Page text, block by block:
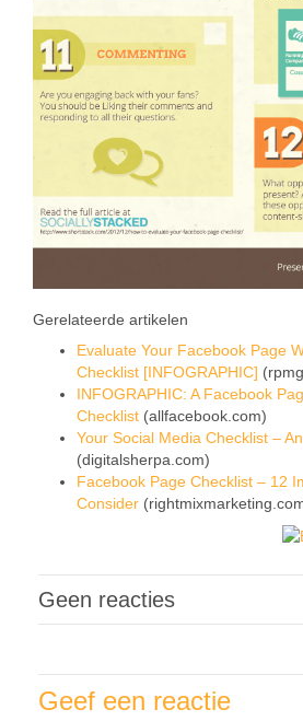
Gerelateerde artikelen
Evaluate Your Facebook Page
Checklist [INFOGRAPHIC]
INFOGRAPHIC: A Facebook
Checklist (allfacebook.com)
Your Social Media Checklist –
(digitalsherpa.com)
Facebook Page Checklist – 12
Consider
Geen reacties
Geef een reactie